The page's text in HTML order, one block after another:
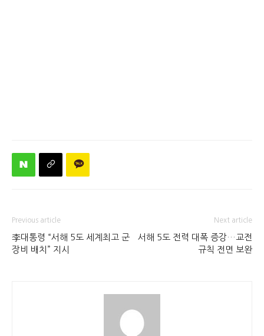
Previous article
李대통령 “서해 5도 세계최고 군
장비 배치” 지시
Next article
서해 5도 전력 대폭 증강…교전
규칙 전면 보완